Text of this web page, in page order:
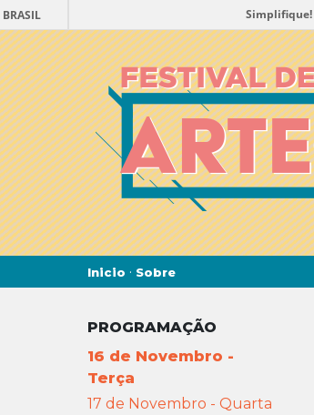
BRASIL Simplifique!
Inicio · Sobre
PROGRAMAÇÃO
16 de Novembro -
Terça
17 de Novembro - Quarta